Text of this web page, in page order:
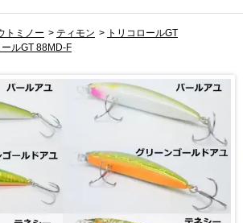
トミノー > ティモン > トリコロールGT
ールGT 88MD-F